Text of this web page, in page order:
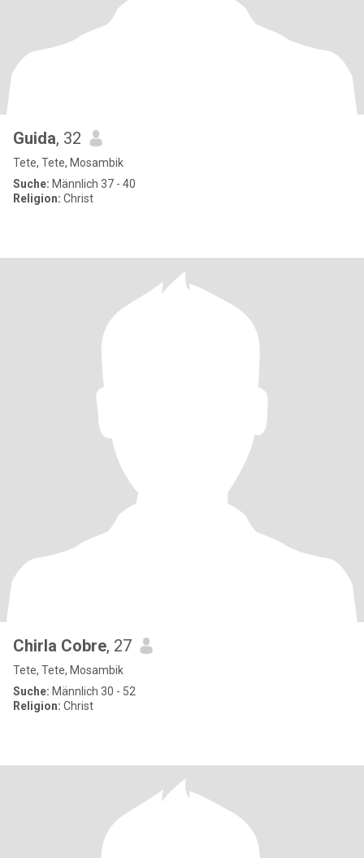
Guida, 32
Tete, Tete, Mosambik
Suche: Männlich 37 - 40
Religion: Christ
Chirla Cobre, 27
Tete, Tete, Mosambik
Suche: Männlich 30 - 52
Religion: Christ